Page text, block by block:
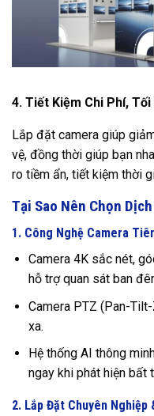
4. Tiết Kiệm Chi Phí, Tối
Lắp đặt camera giúp
vệ, đồng thời giúp bạn
ro tiềm ẩn, tiết kiệm thời
Tại Sao Nên Chọn
1. Công Nghệ Camera
Camera 4K sắc nét,
hỗ trợ quan sát ban
Camera PTZ (Pan-
xa.
Hệ thống AI thông
ngay khi phát hiện bất
2. Lắp Đặt Chuyên Nghiệp